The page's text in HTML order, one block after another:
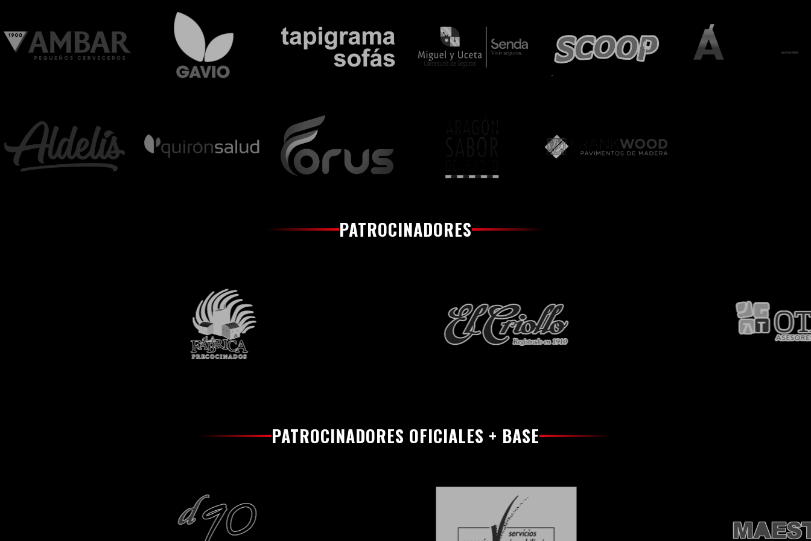
PATROCINADORES
PATROCINADORES OFICIALES + BASE